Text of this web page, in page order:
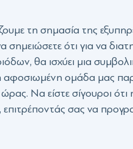
τη σημασία της
ότι για να
θα ισχύει μια
αφοσιωμένη ομάδα μας
Να είστε σίγουροι
σας να